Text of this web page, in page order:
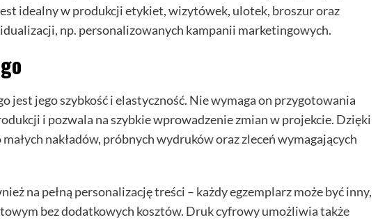
idealny w produkcji etykiet, wizytówek, ulotek, broszur oraz
np. personalizowanych kampanii marketingowych.
jest jego szybkość i elastyczność. Nie wymaga on przygotowania
i pozwala na szybkie wprowadzenie zmian w projekcie. Dzięki
nakładów, próbnych wydruków oraz zleceń wymagających
na pełną personalizację treści – każdy egzemplarz może być inny,
bez dodatkowych kosztów. Druk cyfrowy umożliwia także